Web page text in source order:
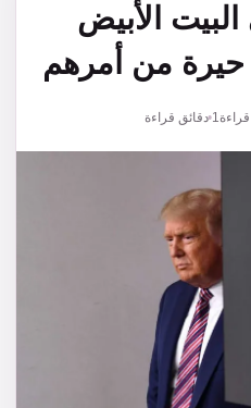
الأبيض
حيرة من أمرهم
قراءة1 دقائق قراءة